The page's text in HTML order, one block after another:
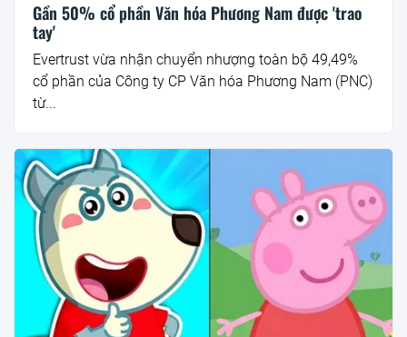
Gần 50% cổ phần Văn hóa Phương Nam được 'trao
tay'
Evertrust vừa nhận chuyển nhượng toàn bộ 49,49%
cổ phần của Công ty CP Văn hóa Phương Nam (PNC)
từ...